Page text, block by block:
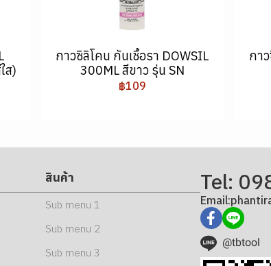
ส)
กาวซิลิโคน กันเชื้อรา DOWSIL
300ML สีขาว รุ่น SN
฿109
กา
สินค้า
Sub menu 1
Sub menu 2
Sub menu 3
Tel:
@tbtool